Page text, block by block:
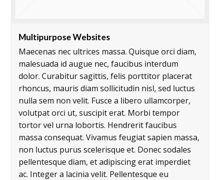
Multipurpose Websites
Maecenas nec ultrices massa. Quisque orci diam,
malesuada id augue nec, faucibus interdum
dolor. Curabitur sagittis, felis porttitor placerat
rhoncus, mauris diam sollicitudin nisl, sed luctus
nulla sem non velit. Fusce a libero ullamcorper,
volutpat orci ut, suscipit erat. Morbi tempor
tortor vel urna lobortis. Hendrerit faucibus
massa consequat. Vivamus feugiat sapien massa,
non luctus purus scelerisque et. Donec sodales
pellentesque diam, et adipiscing erat imperdiet
ac. Integer a lacinia velit. Pellentesque eu